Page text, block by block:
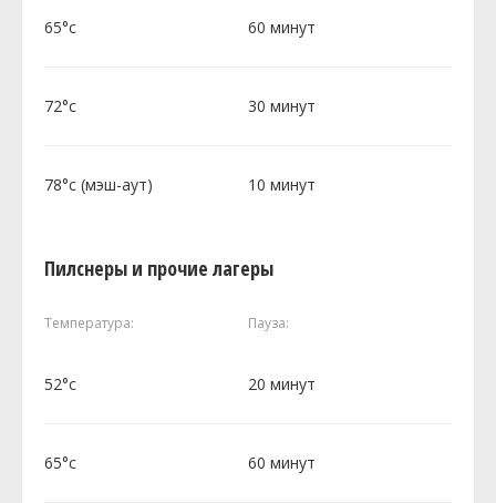
65°c 60 минут
72°c 30 минут
78°c (мэш-аут) 10 минут
Пилснеры и прочие лагеры
Температура: Пауза:
52°c 20 минут
65°c 60 минут